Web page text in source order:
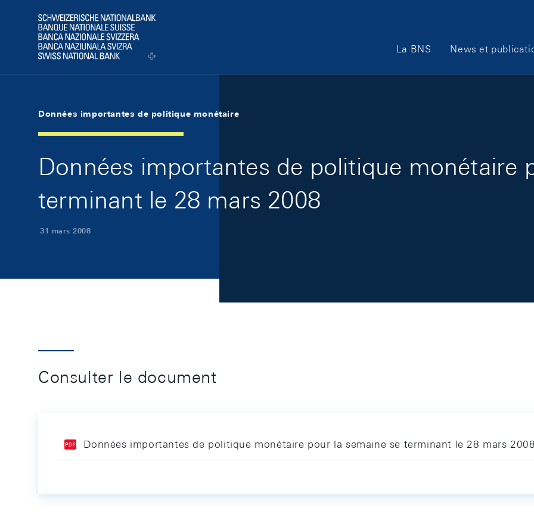
Logo
Main Navigation
La BNS News et
Données importantes de politique monétaire
Données importantes de politique monétaire
terminant le 28 mars 2008
31 mars 2008
Consulter le document
Données importantes de politique monétaire pour la semaine se terminant le 28 mars